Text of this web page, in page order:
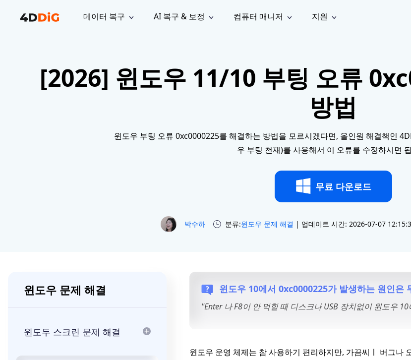
데이터 복구
윈도우에서 삭제된 파일 복구
프로 무료
WhatsApp 데이터 복구 LINE 데이터 복구
AI 복구 & 보정
AI 기반 파일 복구 및 보정 >>
동영상
복구
사진 복
구
문
구
영상 화
질 높이
AI
컴퓨터 매니저
Partition Manager
Windows용 간편 디스크 관리
Windows Backup
컴퓨터 데이터 안전 백업
Duplicate File Deleter
중복 파일 검색 및 삭제
Dll Fixer
Windows DLL 오류 수정
Email Repair
손상된 PST/OST 파일 복구
지원
지원 센터
가이드, 라이선스, 문의
사용자 가이드
사용자 가이드 센터
[2026] 윈도우 11/10 부팅 오류
방법
윈도우 부팅 오류 0xc0000225를 해결하는 방법을 모르시겠다면, 올인원 해결책인
우 부팅 천재)를 사용해서 이 오류를 수정하시면
무료 다운로드
박수하 분류:윈도우 문제 해결 | 업데이트 시간: 2026-07-07
윈도우 문제 해결
윈도두 스크린 문제 해결
윈도우 10에서 0xc0000225가 발생하는 원인은
"Enter 나 F8이 안 먹힐 때 디스크나 USB 장치없이 윈도우
윈도우 운영 체제는 참 사용하기 편리하지만, 가끔씨ㅣ 버그나